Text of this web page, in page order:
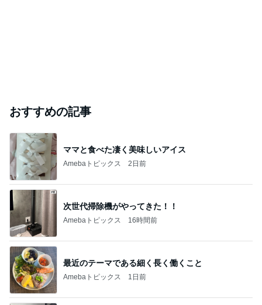
おすすめの記事
ママと食べた凄く美味しいアイス
Amebaトピックス 2日前
次世代掃除機がやってきた！！
Amebaトピックス 16時間前
最近のテーマである細く長く働くこと
Amebaトピックス 1日前